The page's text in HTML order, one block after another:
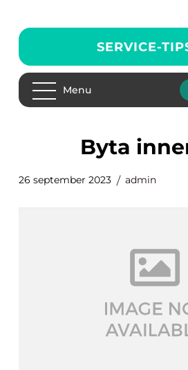
SERVICE-
Menu
byta
26 september 2023 admin